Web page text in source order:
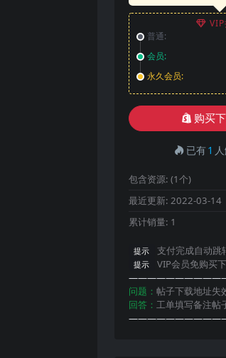
VIP
普通:
会员:
永久会员:
购买
已有1
包含资源: (1个)
最近更新: 2022-03-14
累计销量: 1
提示 支付完成自动跳
提示
VIP会员免购买
问题： 帖子下载地址失
回答： 工单填写备注帖